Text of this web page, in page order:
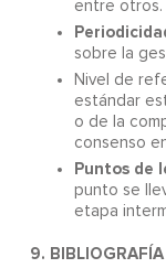
entre otros.
sobre la
Nivel de
estándar
o de la
consenso
Puntos de
punto se
etapa
9. BIBLIOGRAFÍA